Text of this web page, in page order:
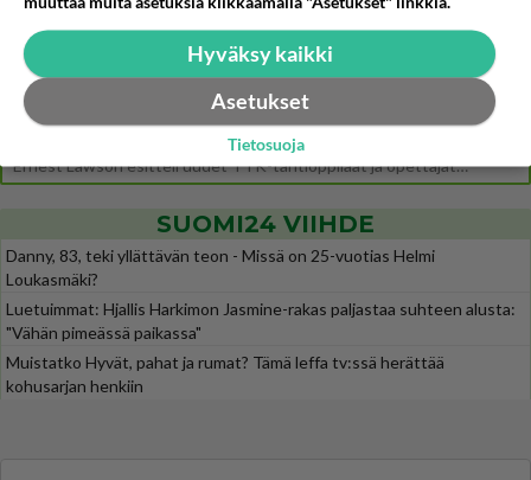
Muistatko Mikkelin panttivankidraaman?
Ernest Lawson esitteli uudet TTK-tähtioppilaat ja opettajat torstaina 6.8. lehdistölle. Tulevalla kaudella on yksi hausk
SUOMI24 VIIHDE
Danny, 83, teki yllättävän teon - Missä on 25-vuotias Helmi
Loukasmäki?
Luetuimmat: Hjallis Harkimon Jasmine-rakas paljastaa suhteen alusta:
"Vähän pimeässä paikassa"
Muistatko Hyvät, pahat ja rumat? Tämä leffa tv:ssä herättää
kohusarjan henkiin
Hyväksy kaikki
Asetukset
Tietosuoja